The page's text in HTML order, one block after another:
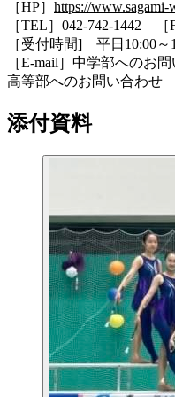
［HP］ https://www.sagami-
［TEL］042-742-1442 ［
［受付時間] 平日10:00
［E-mail］中学部へのお
高等部へのお問い合わせ
添付資料